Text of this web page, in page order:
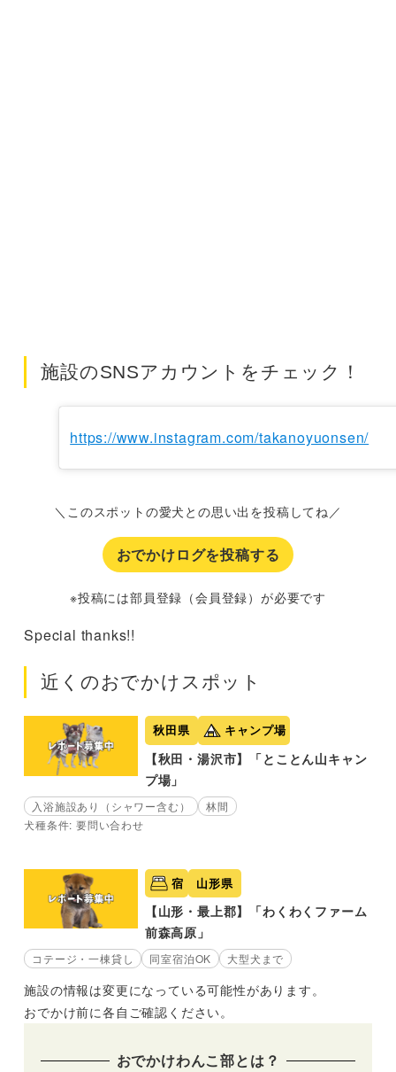
施設のSNSアカウントをチェック！
https://www.instagram.com/takanoyuonsen/
＼このスポットの愛犬との思い出を投稿してね／
おでかけログを投稿する
※投稿には部員登録（会員登録）が必要です
Special thanks!!
近くのおでかけスポット
秋田県 キャンプ場
【秋田・湯沢市】「とことん山キャン
プ場」
入浴施設あり（シャワー含む）
林間
犬種条件: 要問い合わせ
宿 山形県
【山形・最上郡】「わくわくファーム
前森高原」
コテージ・一棟貸し 同室宿泊OK 大型犬まで
施設の情報は変更になっている可能性があります。
おでかけ前に各自ご確認ください。
おでかけわんこ部とは？